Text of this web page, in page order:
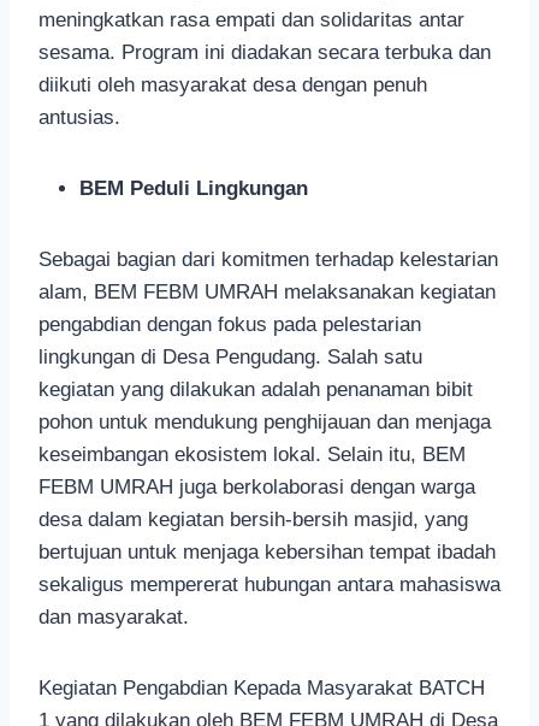
meningkatkan rasa empati dan solidaritas antar
sesama. Program ini diadakan secara terbuka dan
diikuti oleh masyarakat desa dengan penuh
antusias.
BEM Peduli Lingkungan
Sebagai bagian dari komitmen terhadap kelestarian
alam, BEM FEBM UMRAH melaksanakan kegiatan
pengabdian dengan fokus pada pelestarian
lingkungan di Desa Pengudang. Salah satu
kegiatan yang dilakukan adalah penanaman bibit
pohon untuk mendukung penghijauan dan menjaga
keseimbangan ekosistem lokal. Selain itu, BEM
FEBM UMRAH juga berkolaborasi dengan warga
desa dalam kegiatan bersih-bersih masjid, yang
bertujuan untuk menjaga kebersihan tempat ibadah
sekaligus mempererat hubungan antara mahasiswa
dan masyarakat.
Kegiatan Pengabdian Kepada Masyarakat BATCH
1 yang dilakukan oleh BEM FEBM UMRAH di Desa